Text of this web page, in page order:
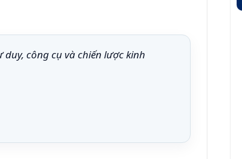
công cụ và chiến lược kinh